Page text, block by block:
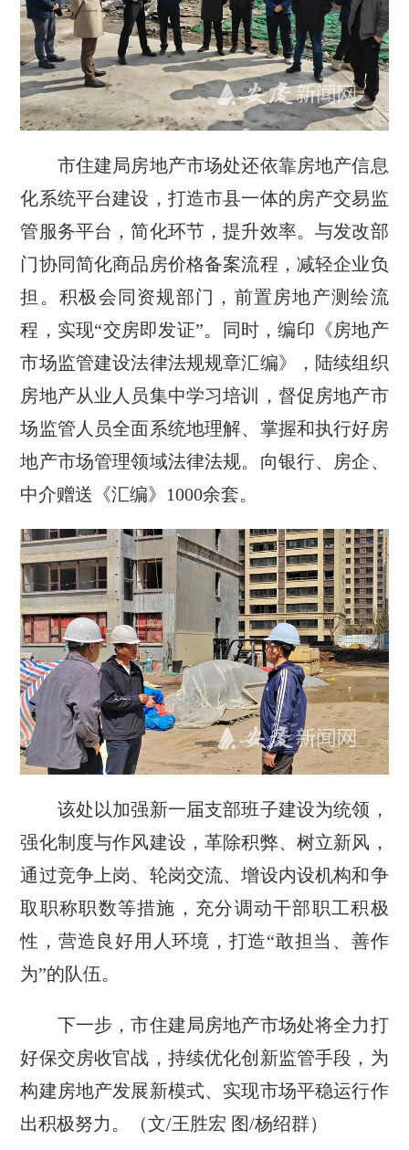
市住建局房地产市场处还依靠房地产信息
化系统平台建设，打造市县一体的房产交易监
管服务平台，简化环节，提升效率。与发改部
门协同简化商品房价格备案流程，减轻企业负
担。积极会同资规部门，前置房地产测绘流
程，实现“交房即发证”。同时，编印《房地产
市场监管建设法律法规规章汇编》，陆续组织
房地产从业人员集中学习培训，督促房地产市
场监管人员全面系统地理解、掌握和执行好房
地产市场管理领域法律法规。向银行、房企、
中介赠送《汇编》1000余套。
该处以加强新一届支部班子建设为统领，
强化制度与作风建设，革除积弊、树立新风，
通过竞争上岗、轮岗交流、增设内设机构和争
取职称职数等措施，充分调动干部职工积极
性，营造良好用人环境，打造“敢担当、善作
为”的队伍。
下一步，市住建局房地产市场处将全力打
好保交房收官战，持续优化创新监管手段，为
构建房地产发展新模式、实现市场平稳运行作
出积极努力。（文/王胜宏 图/杨绍群）